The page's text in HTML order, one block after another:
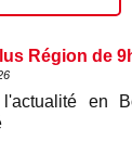
Région de
en